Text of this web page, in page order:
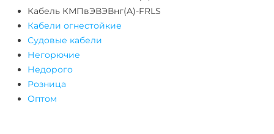
Кабель КМПвЭВЭВнг(A)-FRLS
Кабели огнестойкие
Судовые кабели
Негорючие
Недорого
Розница
Оптом